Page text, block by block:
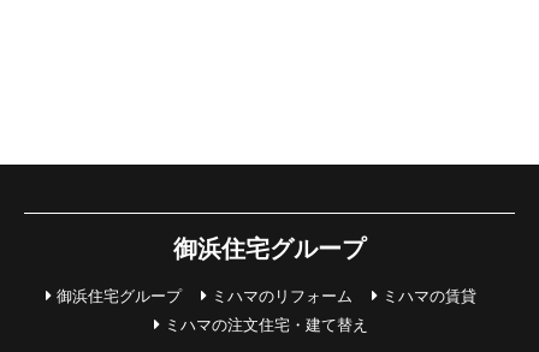
御浜住宅グループ
御浜住宅グループ ミハマのリフォーム
ミハマの賃貸
ミハマの注文住宅・建て替え